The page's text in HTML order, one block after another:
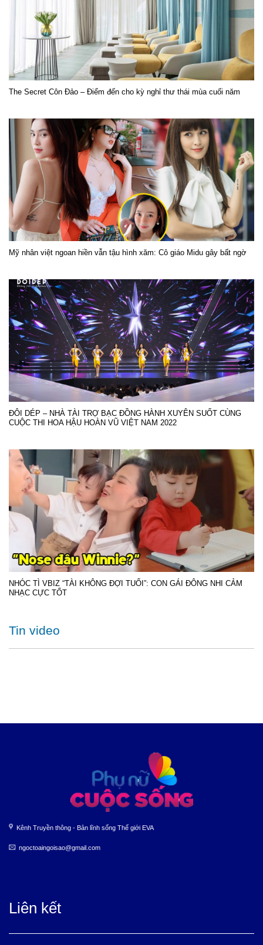
The Secret Côn Đảo – Điểm đến cho kỳ nghỉ thư thái mùa cuối năm
Mỹ nhân việt ngoan hiền vẫn tậu hình xăm: Cô giáo Midu gây bất ngờ
ĐÔI DÉP – NHÀ TÀI TRỢ BẠC ĐỒNG HÀNH XUYÊN SUỐT CÙNG
CUỘC THI HOA HẬU HOÀN VŨ VIỆT NAM 2022
NHÓC TÌ VBIZ “TÀI KHÔNG ĐỢI TUỔI”: CON GÁI ĐÔNG NHI CẢM
NHẠC CỰC TỐT
Tin video
Kênh Truyền thông - Bản lĩnh sống Thế giới EVA
ngoctoaingoisao@gmail.com
Liên kết